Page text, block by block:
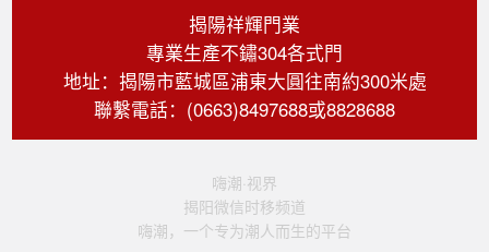
揭陽祥輝門業
專業生產不鏽304各式門
地址：揭陽市藍城區浦東大圓往南約300米處
聯繫電話：(0663)8497688或8828688
嗨潮·视界
揭阳微信时移频道
嗨潮，一个专为潮人而生的平台